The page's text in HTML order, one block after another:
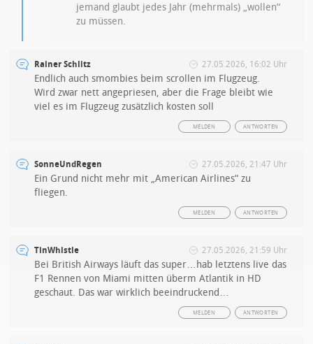
jemand glaubt jedes Jahr (mehrmals) „wollen“
zu müssen.
Rainer Schlitz 27.05.2026, 16:02 Uhr
Endlich auch smombies beim scrollen im Flugzeug.
Wird zwar nett angepriesen, aber die Frage bleibt wie
viel es im Flugzeug zusätzlich kosten soll
ANTWORTEN
MELDEN
SonneUndRegen 27.05.2026, 21:47 Uhr
Ein Grund nicht mehr mit „American Airlines“ zu
fliegen.
ANTWORTEN
MELDEN
TinWhistle 27.05.2026, 21:59 Uhr
Bei British Airways läuft das super…hab letztens live das
F1 Rennen von Miami mitten überm Atlantik in HD
geschaut. Das war wirklich beeindruckend…
ANTWORTEN
MELDEN